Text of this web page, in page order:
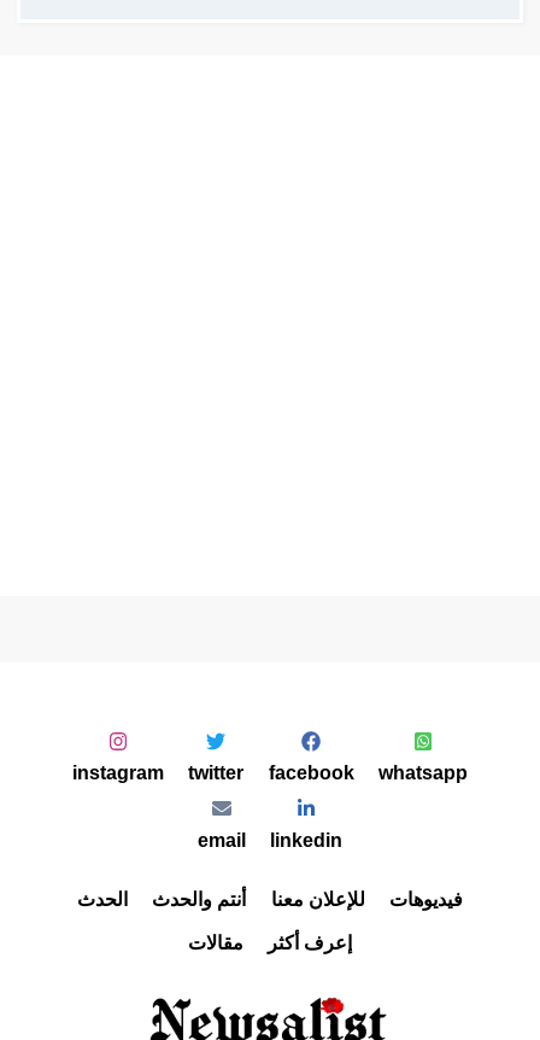
فيديوهات للإعلان معنا أنتم والحدث
الحدث
إعرف أكثر
مقالات
whatsapp
facebook
twitter
instagram
linkedin
email